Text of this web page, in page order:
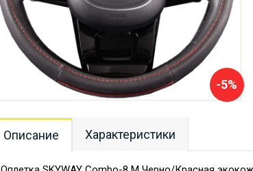
-5%
Описание Характеристики